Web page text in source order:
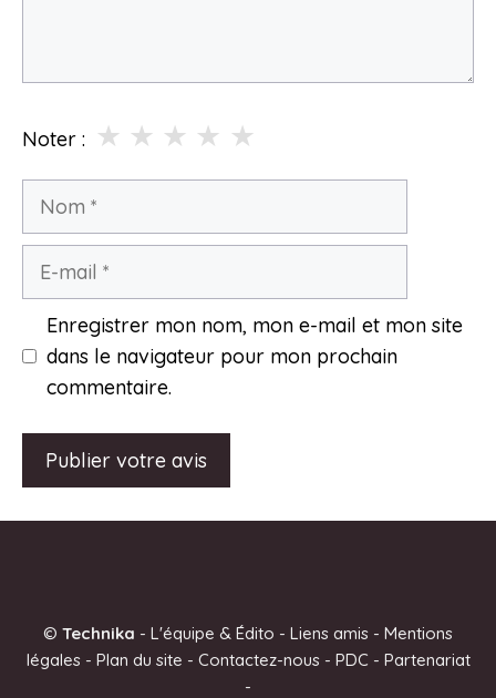
Noter : ★
★
★
★
★
Nom
Enregistrer mon nom, mon e-mail et mon site
dans le navigateur pour mon prochain
commentaire.
n
© Technika - L'équipe & Édito - Liens amis - Mentions
légales- Plan du site - Contactez-nous- PDC - Partenariat
-